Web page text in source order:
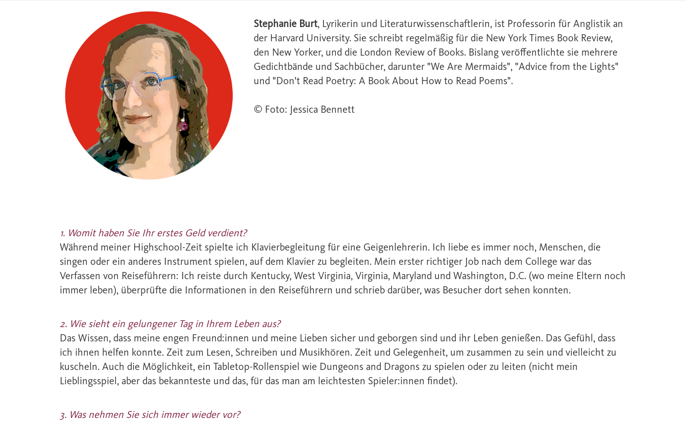
Stephanie Burt, Lyrikerin und Literaturwissenschaftlerin, ist Professorin für Anglistik an
der Harvard University. Sie schreibt regelmäßig für die New York Times Book Review,
den New Yorker, und die London Review of Books. Bislang veröffentlichte sie mehrere
Gedichtbände und Sachbücher, darunter "We Are Mermaids", "Advice from the Lights"
und "Don't Read Poetry: A Book About How to Read Poems".
© Foto: Jessica Bennett
1. Womit haben Sie Ihr erstes Geld verdient?
Während meiner Highschool-Zeit spielte ich Klavierbegleitung für eine Geigenlehrerin. Ich liebe es immer noch, Menschen, die
singen oder ein anderes Instrument spielen, auf dem Klavier zu begleiten. Mein erster richtiger Job nach dem College war das
Verfassen von Reiseführern: Ich reiste durch Kentucky, West Virginia, Virginia, Maryland und Washington, D.C. (wo meine Eltern noch
immer leben), überprüfte die Informationen in den Reiseführern und schrieb darüber, was Besucher dort sehen konnten.
2. Wie sieht ein gelungener Tag in Ihrem Leben aus?
Das Wissen, dass meine engen Freund:innen und meine Lieben sicher und geborgen sind und ihr Leben genießen. Das Gefühl, dass
ich ihnen helfen konnte. Zeit zum Lesen, Schreiben und Musikhören. Zeit und Gelegenheit, um zusammen zu sein und vielleicht zu
kuscheln. Auch die Möglichkeit, ein Tabletop-Rollenspiel wie Dungeons and Dragons zu spielen oder zu leiten (nicht mein
Lieblingsspiel, aber das bekannteste und das, für das man am leichtesten Spieler:innen findet).
3. Was nehmen Sie sich immer wieder vor?